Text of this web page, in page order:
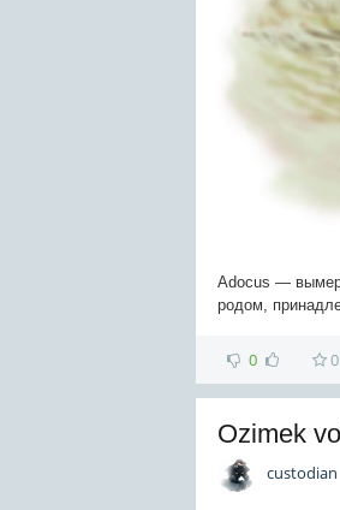
Adocus —
родом,
0 0
Ozimek
custodian